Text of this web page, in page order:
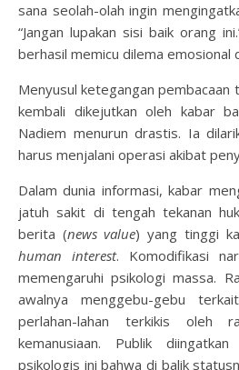
sana seolah-olah ingin
“Jangan lupakan sisi baik orang
berhasil memicu dilema emosional
Menyusul ketegangan
kembali dikejutkan oleh kabar
Nadiem menurun drastis. Ia
harus menjalani operasi akibat
Dalam dunia informasi, kabar
jatuh sakit di tengah tekanan
berita (news value) yang tinggi
human interest. Komodifikasi
memengaruhi psikologi massa.
awalnya menggebu-gebu
perlahan-lahan terkikis oleh
kemanusiaan. Publik
psikologis ini bahwa di balik